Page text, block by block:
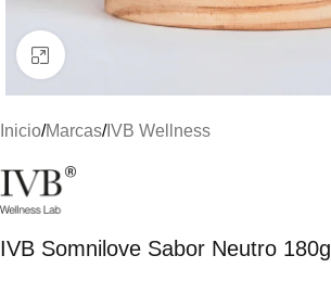
Clic para ampliar
Inicio/Marcas/IVB Wellness
IVB Somnilove Sabor Neutro 180g